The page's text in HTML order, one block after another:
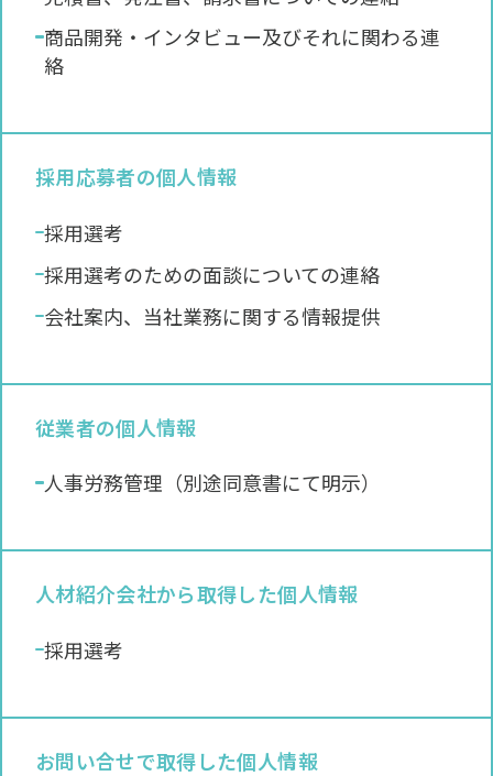
商品開発・インタビュー及びそれに関わる連
絡
採用応募者の個人情報
採用選考
採用選考のための面談についての連絡
会社案内、当社業務に関する情報提供
従業者の個人情報
人事労務管理（別途同意書にて明示）
人材紹介会社から取得した個人情報
採用選考
お問い合せで取得した個人情報